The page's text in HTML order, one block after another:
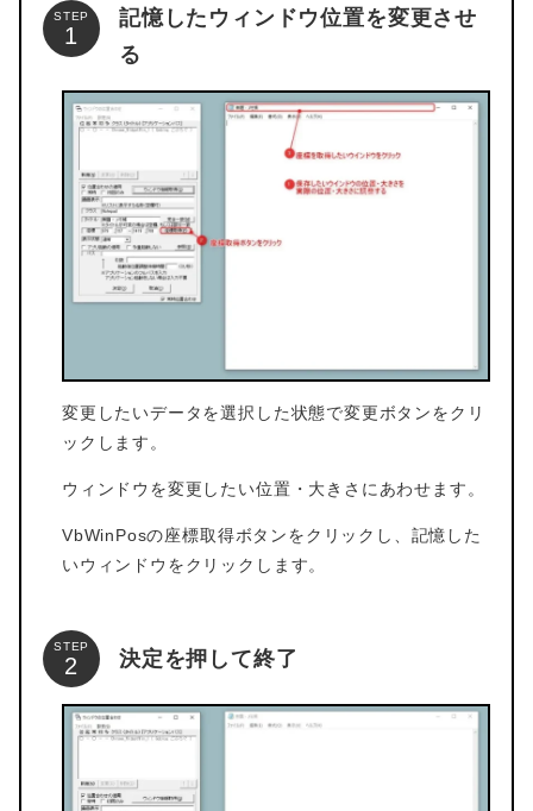
STEP
記憶したウィンドウ位置を変更させ
る
変更したいデータを選択した状態で変更ボタンをクリ
ックします。
ウィンドウを変更したい位置・大きさにあわせます。
VbWinPosの座標取得ボタンをクリックし、記憶した
いウィンドウをクリックします。
STEP
決定を押して終了